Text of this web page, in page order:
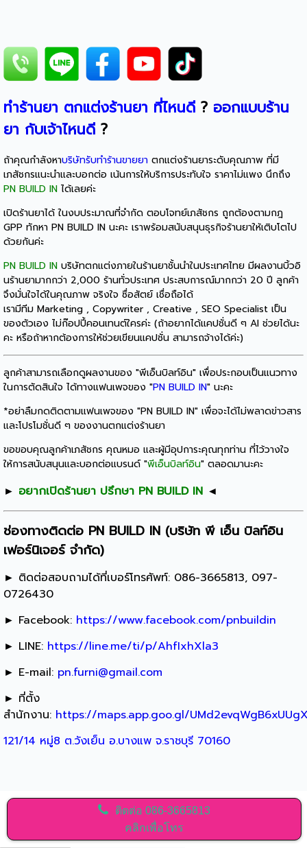
ทำร้านยา ตกแต่งร้านยา ที่ไหนดี ? ออกแบบร้าน
ยา กับเจ้าไหนดี ?
ถ้าคุณกำลังหาบริษัทรับทำร้านขายยา ตกแต่งร้านยาระดับคุณภาพ ที่มี
เภสัชกรแนะนำและบอกต่อ เน้นการให้บริการประทับใจ ราคาไม่แพง นึกถึง
PN BUILD IN ได้เลยค่ะ
เปิดร้านยาได้ ในงบประมาณที่จำกัด ตอบโจทย์เภสัชกร ถูกต้องตามกฎ
GPP ทักหา PN BUILD IN นะคะ เราพร้อมสนับสนุนธุรกิจร้านยาให้เติบโตไป
ด้วยกันค่ะ
PN BUILD IN บริษัทตกแต่งภายในร้านยาชั้นนำในประเทศไทย มีผลงานบิ้วอิ
นร้านยามากกว่า 2,000 ร้านทั่วประเทศ ประสบการณ์มากกว่า 20 ปี ลูกค้า
จึงมั่นใจได้ในคุณภาพ จริงใจ ซื่อสัตย์ เชื่อถือได้
เรามีทีม Marketing , Copywriter , Creative , SEO Specialist เป็น
ของตัวเอง ไม่ก๊อปปี้คอนเทนต์ใครค่ะ (ถ้าอยากได้แคปชั่นดี ๆ AI ช่วยได้นะ
คะ หรือถ้าหากต้องการให้ช่วยเขียนแคปชั่น สามารถจ้างได้ค่ะ)
ลูกค้าสามารถเลือกดูผลงานของ "พีเอ็นบิลท์อิน" เพื่อประกอบเป็นแนวทาง
ในการตัดสินใจ ได้ทางแฟนเพจของ "PN BUILD IN" นะคะ
*อย่าลืมกดติดตามแฟนเพจของ "PN BUILD IN" เพื่อจะได้ไม่พลาดข่าวสาร
และโปรโมชั่นดี ๆ ของงานตกแต่งร้านยา
ขอขอบคุณลูกค้าเภสัชกร คุณหมอ และผู้มีอุปการะคุณทุกท่าน ที่ไว้วางใจ
ให้การสนับสนุนและบอกต่อแบรนด์ "พีเอ็นบิลท์อิน" ตลอดมานะคะ
► อยากเปิดร้านยา ปรึกษา PN BUILD IN ◄
ช่องทางติดต่อ PN BUILD IN (บริษัท พี เอ็น บิลท์อิน
เฟอร์นิเจอร์ จำกัด)
► ติดต่อสอบถามได้ที่เบอร์โทรศัพท์: 086-3665813, 097-
0726430
► Facebook: https://www.facebook.com/pnbuildin
► LINE: https://line.me/ti/p/AhfIxhXla3
► E-mail: pn.furni@gmail.com
► ที่ตั้ง
สำนักงาน: https://maps.app.goo.gl/
121/14 หมู่8 ต.วังเย็น อ.บางแพ จ.ราชบุรี 70160
ติดต่อ 086-3665813
คลิกเพื่อโทร